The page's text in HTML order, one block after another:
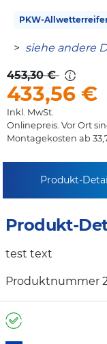
PKW-
> siehe andere
453,30 €
433,56 €
Inkl. MwSt.
Onlinepreis. Vor Ort
Montagekosten ab
Produkt-
Produkt-
test text
Produktnummer